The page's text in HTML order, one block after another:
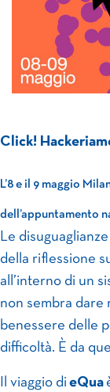
Click!
L’8 e il 9 maggio
dell’appuntamento
Le
della riflessione
all’interno di un
non sembra dare
benessere delle
difficoltà. È da
Il viaggio di eQua